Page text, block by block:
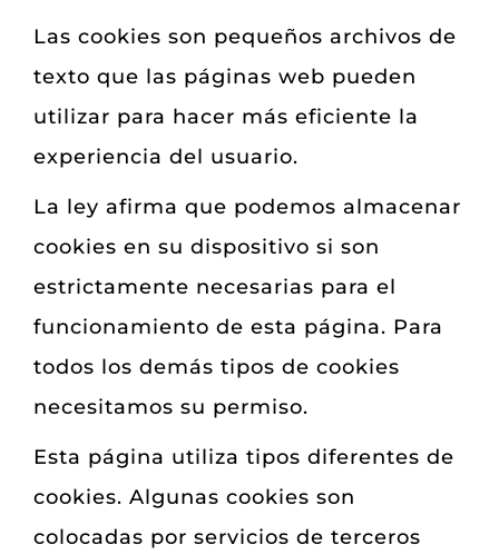
Las cookies son pequeños archivos de
texto que las páginas web pueden
utilizar para hacer más eficiente la
experiencia del usuario.
La ley afirma que podemos almacenar
cookies en su dispositivo si son
estrictamente necesarias para el
funcionamiento de esta página. Para
todos los demás tipos de cookies
necesitamos su permiso.
Esta página utiliza tipos diferentes de
cookies. Algunas cookies son
colocadas por servicios de terceros